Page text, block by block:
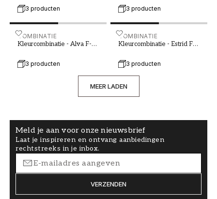
3 producten 3 producten
COMBINATIE
Kleurcombinatie - Alva F-
3 producten
Kleurcombinatie - Alva F-001-00062-01
COMBINATIE
Kleurcombinatie - Estrid F-
3 producten
Kleurcombinatie - Estrid
MEER LADEN
Meld je aan voor onze nieuwsbrief
Laat je inspireren en ontvang aanbiedingen
rechtstreeks in je inbox.
VERZENDEN